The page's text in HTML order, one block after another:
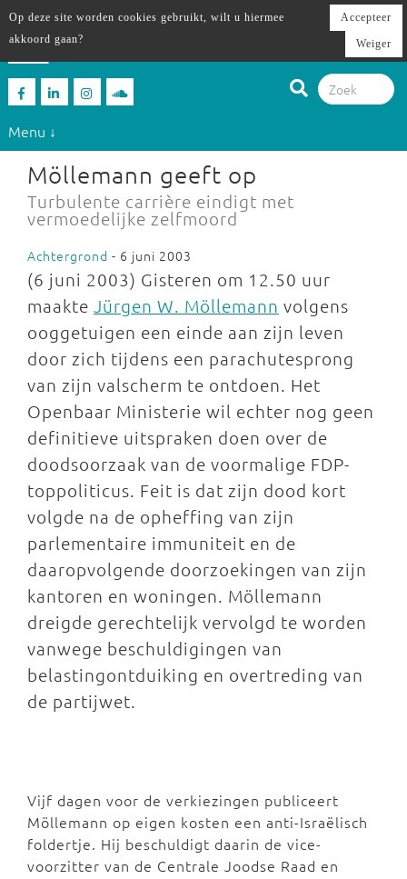
Menu ↓
Möllemann geeft op
Turbulente carrière eindigt met
vermoedelijke zelfmoord
Achtergrond - 6 juni 2003
(6 juni 2003) Gisteren om 12.50 uur
maakte Jürgen W. Möllemann volgens
ooggetuigen een einde aan zijn leven
door zich tijdens een parachutesprong
van zijn valscherm te ontdoen. Het
Openbaar Ministerie wil echter nog geen
definitieve uitspraken doen over de
doodsoorzaak van de voormalige FDP-
toppoliticus. Feit is dat zijn dood kort
volgde na de opheffing van zijn
parlementaire immuniteit en de
daaropvolgende doorzoekingen van zijn
kantoren en woningen. Möllemann
dreigde gerechtelijk vervolgd te worden
vanwege beschuldigingen van
belastingontduiking en overtreding van
de partijwet.
Vijf dagen voor de verkiezingen publiceert
Möllemann op eigen kosten een anti-Israëlisch
foldertje. Hij beschuldigt daarin de vice-
voorzitter van de Centrale Joodse Raad en
Op deze site worden cookies gebruikt, wilt u hiermee
akkoord gaan?
Accepteer
Weiger